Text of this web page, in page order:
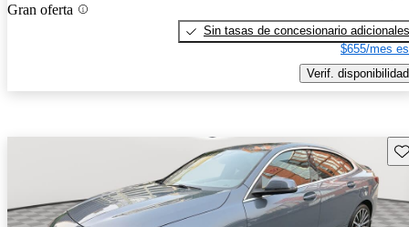
Gran oferta
Sin tasas de concesionario adicionales
$655/mes
Verif. disponibilidad